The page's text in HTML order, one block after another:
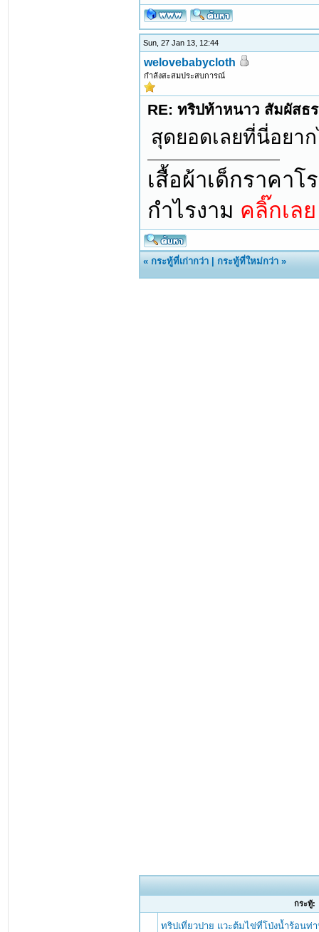
Sun, 27 Jan 13, 12:44
welovebabycloth
กำลังสะสมประสบการณ์
RE: ทริปท้าหนาว สัมผัสธ
สุดยอดเลยที่นี่อยา
เสื้อผ้าเด็กราคา
กำไรงาม คลิ๊กเล
«กระทู้ที่เก่ากว่า |กระทู้ที่ใหม่กว่า »
กระทู้:
ทริปเที่ยวปาย แวะต้มไข่ที่โป่งน้ำร้อนท่